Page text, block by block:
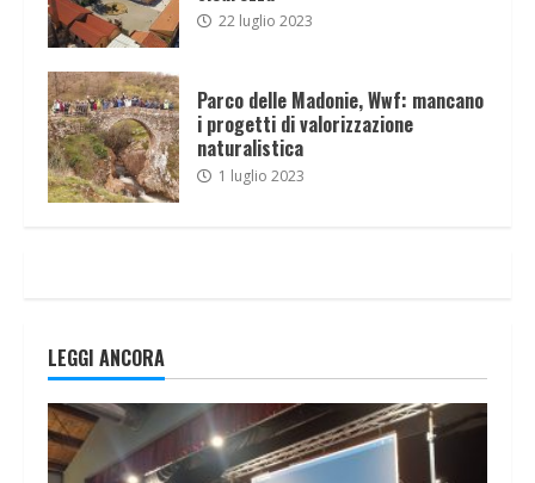
22 luglio 2023
Parco delle Madonie, Wwf: mancano
i progetti di valorizzazione
naturalistica
1 luglio 2023
LEGGI ANCORA